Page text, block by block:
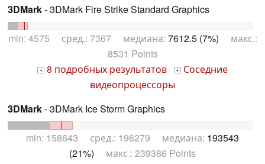
3DMark- 3DMark Fire Strike Standard Graphics
min: 4575 сред.: 7367 медиана: 7612.5 (7%) макс.:
8531 Points
+ 8 подробных результатов + Соседние
видеопроцессоры
3DMark- 3DMark Ice Storm Graphics
min: 158643 сред.: 196279 медиана: 193543
(21%) макс.: 239386 Points